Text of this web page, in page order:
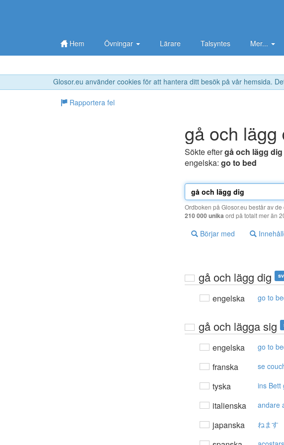
Glosor.eu använder cookies för att hantera ditt besök på vår hemsida.
Hem Övningar Lärare Talsyntes Mer...
Rapportera fel
gå och lägg
Sökte eftergå och lägg dig
engelska: go to bed
Ordboken på Glosor.eu består av
210 000 unika ord på totalt mer än
Börjar med
gå och lägg dig
engelska go to
gå och lägga sig
engelska go to
franska se
tyska ins Bett
italienska andare
japanska ねます